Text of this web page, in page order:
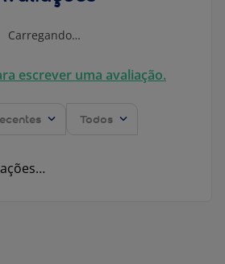
Carregando…
escrever uma avaliação.
Todos